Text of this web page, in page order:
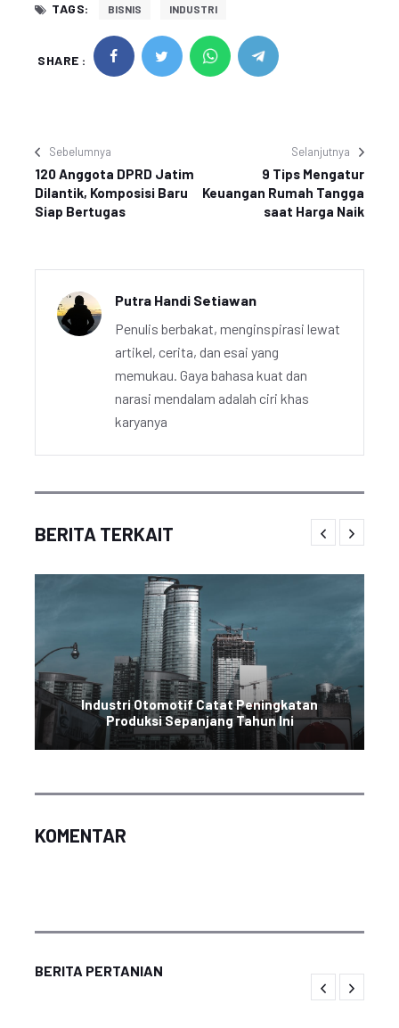
TAGS: BISNIS INDUSTRI
SHARE :
Sebelumnya
120 Anggota DPRD Jatim
Dilantik, Komposisi Baru
Siap Bertugas
Selanjutnya
9 Tips Mengatur
Keuangan Rumah Tangga
saat Harga Naik
Putra Handi Setiawan
Penulis berbakat, menginspirasi lewat
artikel, cerita, dan esai yang
memukau. Gaya bahasa kuat dan
narasi mendalam adalah ciri khas
karyanya
BERITA TERKAIT
Industri Otomotif Catat Peningkatan
Produksi Sepanjang Tahun Ini
KOMENTAR
BERITA PERTANIAN